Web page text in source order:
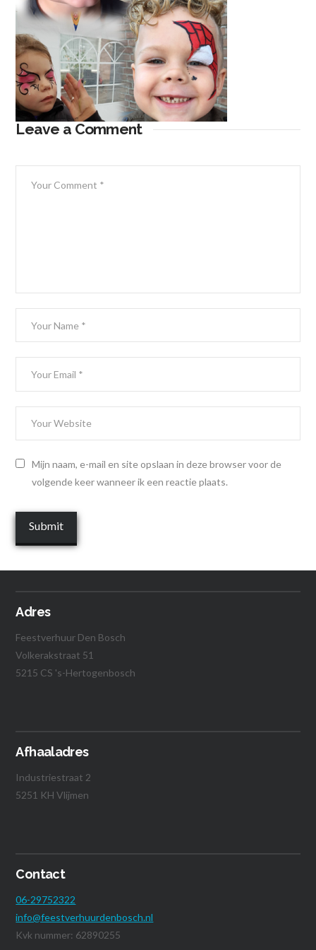
Leave a Comment
Mijn naam, e-mail en site opslaan in deze browser voor de
volgende keer wanneer ik een reactie plaats.
Adres
Feestverhuur Den Bosch
Volkerakstraat 51
5215 CS 's-Hertogenbosch
Afhaaladres
Industriestraat 2
5251 KH Vlijmen
Contact
06-29752322
info@feestverhuurdenbosch.nl
Kvk nummer: 62890255